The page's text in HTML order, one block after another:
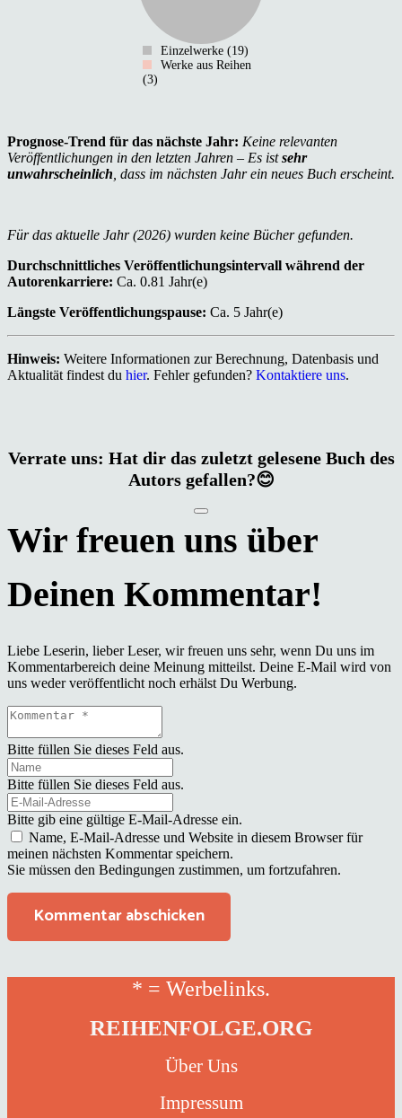
Einzelwerke (19)
Werke aus Reihen
(3)
Prognose-Trend für das nächste Jahr: Keine relevanten
Veröffentlichungen in den letzten Jahren – Es istsehr
unwahrscheinlich , dass im nächsten Jahr ein neues Buch erscheint.
Für das aktuelle Jahr (2026) wurden keine Bücher gefunden.
Durchschnittliches Veröffentlichungsintervall während der
Autorenkarriere: Ca. 0.81 Jahr(e)
Längste Veröffentlichungspause: Ca. 5 Jahr(e)
Hinweis: Weitere Informationen zur Berechnung, Datenbasis und
Aktualität findest du hier. Fehler gefunden? Kontaktiere uns.
Verrate uns: Hat dir das zuletzt gelesene Buch des
Autors gefallen?😊
Liebe Leserin, lieber Leser, wir freuen uns sehr, wenn Du uns im
Kommentarbereich deine Meinung mitteilst. Deine E-Mail wird von
uns weder veröffentlicht noch erhälst Du Werbung.
Bitte füllen Sie dieses Feld aus.
Bitte füllen Sie dieses Feld aus.
Bitte gib eine gültige E-Mail-Adresse ein.
Name, E-Mail-Adresse und Website in diesem Browser für
meinen nächsten Kommentar speichern.
Sie müssen den Bedingungen zustimmen, um fortzufahren.
Kommentar abschicken
* = Werbelinks.
REIHENFOLGE.ORG
Über Uns
Impressum